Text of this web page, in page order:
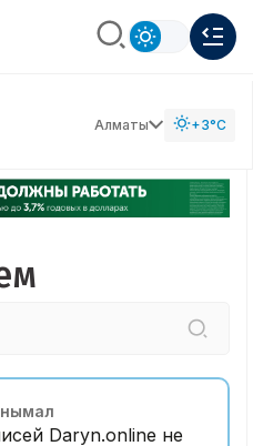
Алматы +3°C
Daryn.online не